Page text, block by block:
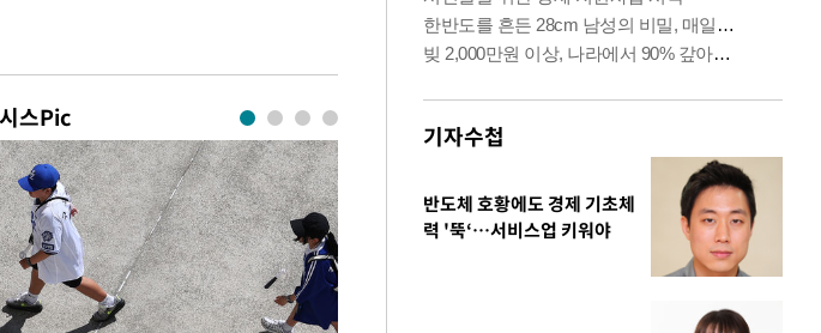
스Pic
기자수첩
반도체 호황에도 경제 기초체
력 '뚝‘…서비스업 키워야